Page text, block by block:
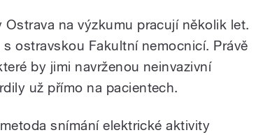
Ostrava na výzkumu pracují několik let.
ostravskou Fakultní nemocnicí. Právě
by jimi navrženou neinvazivní
už přímo na pacientech.
snímání elektrické aktivity